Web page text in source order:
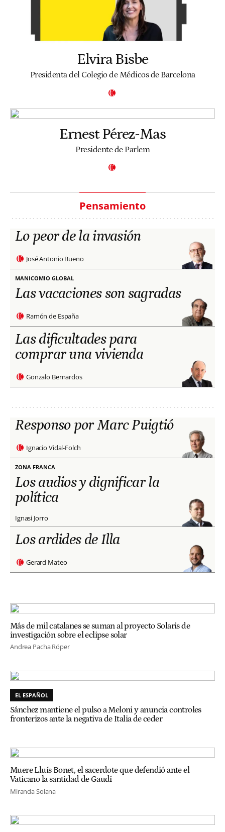
Elvira Bisbe
Presidenta del Colegio de Médicos de Barcelona
Ernest Pérez-Mas
Presidente de Parlem
Pensamiento
Lo peor de la invasión
José Antonio Bueno
MANICOMIO GLOBAL
Las vacaciones son sagradas
Ramón de España
Las dificultades para
comprar una vivienda
Gonzalo Bernardos
Responso por Marc Puigtió
Ignacio Vidal-Folch
ZONA FRANCA
Los audios y dignificar la
política
Ignasi Jorro
Los ardides de Illa
Gerard Mateo
Más de mil catalanes se suman al proyecto Solaris de
investigación sobre el eclipse solar
Andrea Pacha Röper
EL ESPAÑOL
Sánchez mantiene el pulso a Meloni y anuncia controles
fronterizos ante la negativa de Italia de ceder
Muere Lluís Bonet, el sacerdote que defendió ante el
Vaticano la santidad de Gaudí
Miranda Solana